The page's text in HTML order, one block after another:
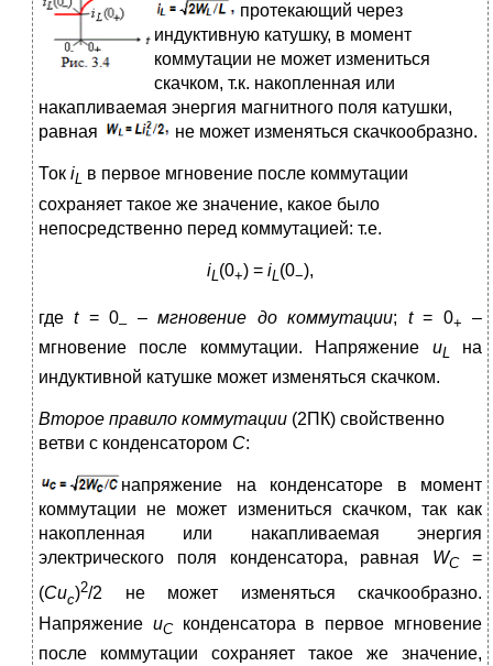
протекающий через
индуктивную катушку, в момент
коммутации не может измениться
скачком, т.к. накопленная или
накапливаемая энергия магнитного поля катушки,
равная
не может изменяться скачкообразно.
Ток iL в первое мгновение после коммутации
сохраняет такое же значение, какое было
непосредственно перед коммутацией: т.е.
iL (0+) = iL (0−),
гдеt= 0– –мгновение до коммутации; t= 0+
–
мгновение после коммутации. Напряжение uL на
индуктивной катушке может изменяться скачком.
Второе правило коммутации (2ПК) свойственно
ветви с конденсатором С:
напряжение на конденсаторе в момент
коммутации не может измениться скачком, так как
накопленная или накапливаемая энергия
электрического поля конденсатора, равная WС=
(Cuc)2/2 не может изменяться скачкообразно.
Напряжение uCконденсатора в первое мгновение
после коммутации сохраняет такое же значение,